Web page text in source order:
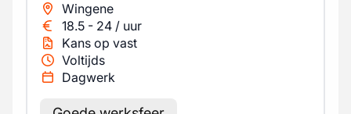
Wingene
18.5 - 24 / uur
Kans op vast
Voltijds
Dagwerk